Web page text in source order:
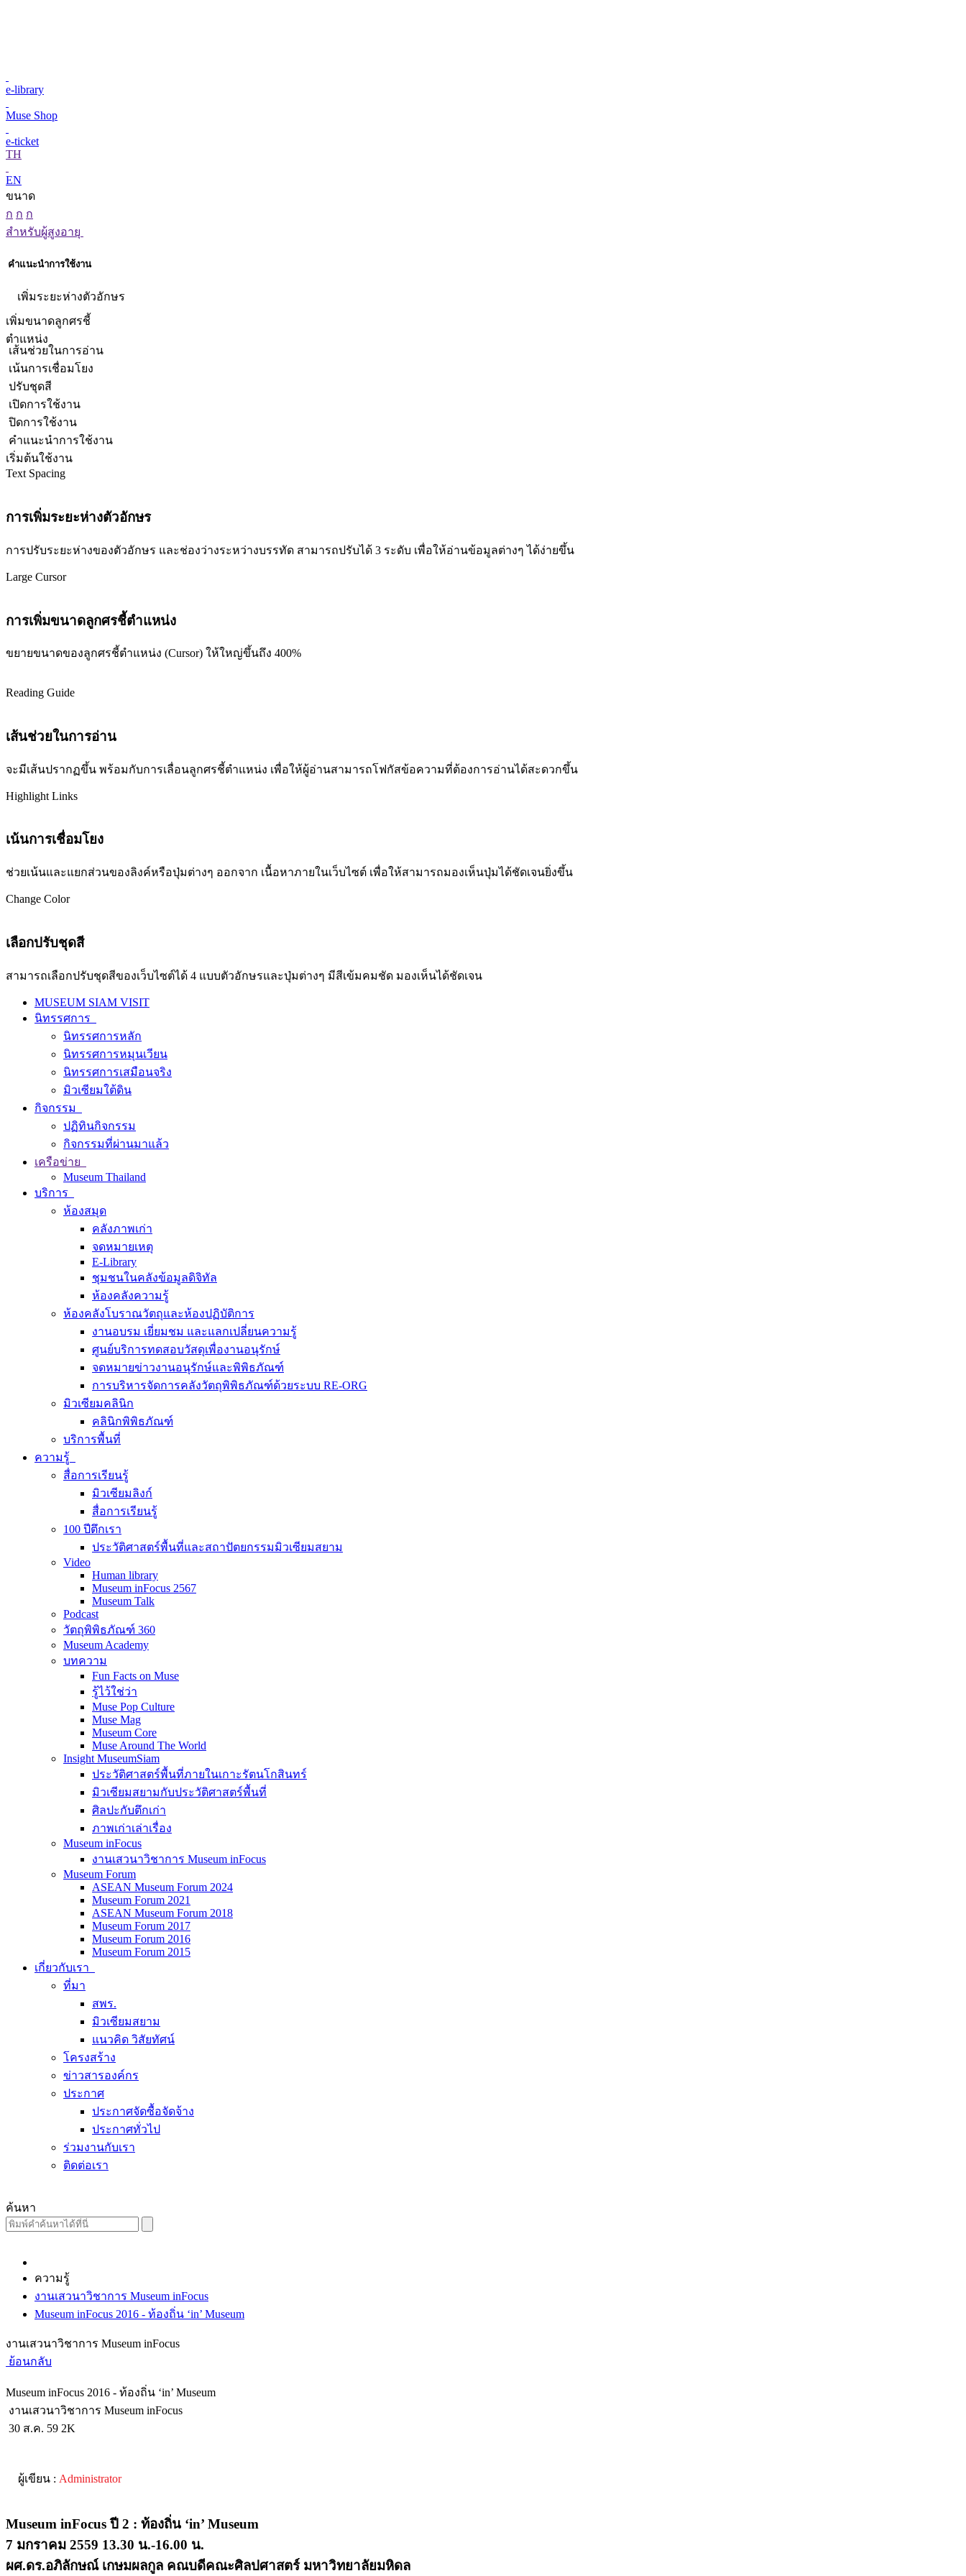
e-library
Muse Shop
e-ticket
TH
EN
ขนาด
ก ก ก
สำหรับผู้สูงอายุ
คำแนะนำการใช้งาน
เพิ่มระยะห่างตัวอักษร
เพิ่มขนาดลูกศรชี้
ตำแหน่ง
เส้นช่วยในการอ่าน
เน้นการเชื่อมโยง
ปรับชุดสี
เปิดการใช้งาน
ปิดการใช้งาน
คำแนะนำการใช้งาน
เริ่มต้นใช้งาน
Text Spacing
การเพิ่มระยะห่างตัวอักษร
การปรับระยะห่างของตัวอักษร และช่องว่างระหว่างบรรทัด สามารถปรับได้ 3 ระดับ เพื่อให้อ่านข้อมูลต่างๆ ได้ง่ายขึ้น
Large Cursor
การเพิ่มขนาดลูกศรชี้ตำแหน่ง
ขยายขนาดของลูกศรชี้ตำแหน่ง (Cursor) ให้ใหญ่ขึ้นถึง 400%
Reading Guide
เส้นช่วยในการอ่าน
จะมีเส้นปรากฏขึ้น พร้อมกับการเลื่อนลูกศรชี้ตำแหน่ง เพื่อให้ผู้อ่านสามารถโฟกัสข้อความที่ต้องการอ่านได้สะดวกขึ้น
Highlight Links
เน้นการเชื่อมโยง
ช่วยเน้นและแยกส่วนของลิงค์หรือปุ่มต่างๆ ออกจาก เนื้อหาภายในเว็บไซต์ เพื่อให้สามารถมองเห็นปุ่มได้ชัดเจนยิ่งขึ้น
Change Color
เลือกปรับชุดสี
สามารถเลือกปรับชุดสีของเว็บไซต์ได้ 4 แบบตัวอักษรและปุ่มต่างๆ มีสีเข้มคมชัด มองเห็นได้ชัดเจน
MUSEUM SIAM VISIT
นิทรรศการ
นิทรรศการหลัก
นิทรรศการหมุนเวียน
นิทรรศการเสมือนจริง
มิวเซียมใต้ดิน
กิจกรรม
ปฏิทินกิจกรรม
กิจกรรมที่ผ่านมาแล้ว
เครือข่าย
Museum Thailand
บริการ
ห้องสมุด
คลังภาพเก่า
จดหมายเหตุ
E-Library
ชุมชนในคลังข้อมูลดิจิทัล
ห้องคลังความรู้
ห้องคลังโบราณวัตถุและห้องปฏิบัติการ
งานอบรม เยี่ยมชม และแลกเปลี่ยนความรู้
ศูนย์บริการทดสอบวัสดุเพื่องานอนุรักษ์
จดหมายข่าวงานอนุรักษ์และพิพิธภัณฑ์
การบริหารจัดการคลังวัตถุพิพิธภัณฑ์ด้วยระบบ RE-ORG
มิวเซียมคลินิก
คลินิกพิพิธภัณฑ์
บริการพื้นที่
ความรู้
สื่อการเรียนรู้
มิวเซียมลิงก์
สื่อการเรียนรู้
100 ปีตึกเรา
ประวัติศาสตร์พื้นที่และสถาปัตยกรรมมิวเซียมสยาม
Video
Human library
Museum inFocus 2567
Museum Talk
Podcast
วัตถุพิพิธภัณฑ์ 360
Museum Academy
บทความ
Fun Facts on Muse
รู้ไว้ใช่ว่า
Muse Pop Culture
Muse Mag
Museum Core
Muse Around The World
Insight MuseumSiam
ประวัติศาสตร์พื้นที่ภายในเกาะรัตนโกสินทร์
มิวเซียมสยามกับประวัติศาสตร์พื้นที่
ศิลปะกับตึกเก่า
ภาพเก่าเล่าเรื่อง
Museum inFocus
งานเสวนาวิชาการ Museum inFocus
Museum Forum
ASEAN Museum Forum 2024
Museum Forum 2021
ASEAN Museum Forum 2018
Museum Forum 2017
Museum Forum 2016
Museum Forum 2015
เกี่ยวกับเรา
ที่มา
สพร.
มิวเซียมสยาม
แนวคิด วิสัยทัศน์
โครงสร้าง
ข่าวสารองค์กร
ประกาศ
ประกาศจัดซื้อจัดจ้าง
ประกาศทั่วไป
ร่วมงานกับเรา
ติดต่อเรา
ค้นหา
ความรู้
งานเสวนาวิชาการ Museum inFocus
Museum inFocus 2016 - ท้องถิ่น ‘in’ Museum
งานเสวนาวิชาการ Museum inFocus
ย้อนกลับ
Museum inFocus 2016 - ท้องถิ่น ‘in’ Museum
งานเสวนาวิชาการ Museum inFocus
30 ส.ค. 59 2K
ผู้เขียน : Administrator
Museum inFocus ปี 2 : ท้องถิ่น ‘in’ Museum
7 มกราคม 2559 13.30 น.-16.00 น.
ผศ.ดร.อภิลักษณ์ เกษมผลกูล คณบดีคณะศิลปศาสตร์ มหาวิทยาลัยมหิดล